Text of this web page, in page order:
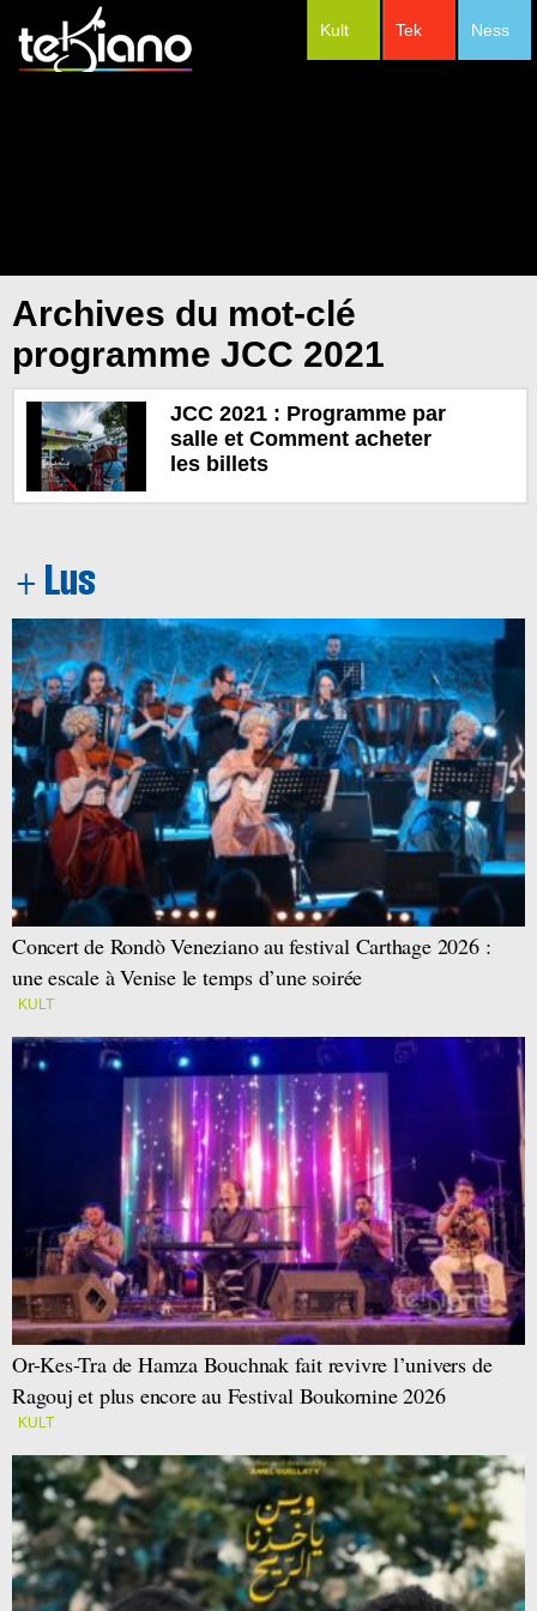
Ness
Tek
Kult
Archives du mot-clé
programme JCC 2021
JCC 2021 : Programme par
salle et Comment acheter
les billets
Concert de Rondò Veneziano au festival Carthage 2026 :
une escale à Venise le temps d’une soirée
KULT
Or-Kes-Tra de Hamza Bouchnak fait revivre l’univers de
Ragouj et plus encore au Festival Boukornine 2026
KULT